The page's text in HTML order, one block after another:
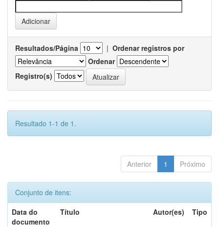
Resultados/Página | Ordenar registros por
Ordenar
Registro(s)
Resultado 1-1 de 1.
Anterior 1 Próximo
Conjunto de itens:
Data do
documento
Título Autor(es) Tipo